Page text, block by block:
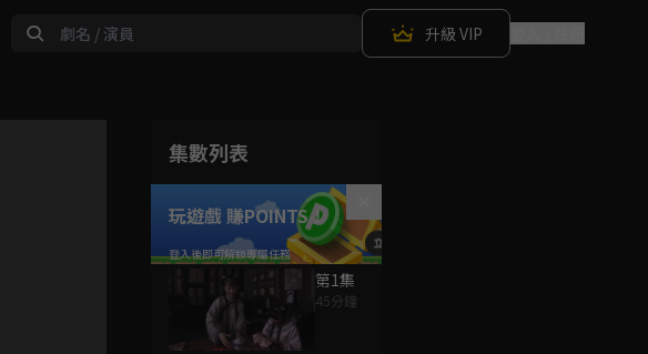
升級 VIP
集數列表
玩遊戲 賺POINTS！
第1集
45分鐘